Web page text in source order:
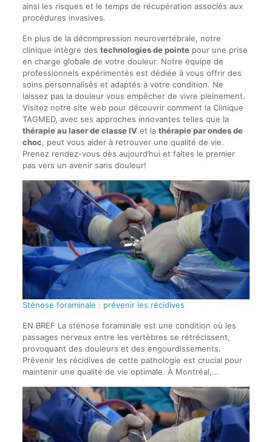
ainsi les risques et le temps de récupération associés aux
procédures invasives.
En plus de la décompression neurovertébrale, notre
clinique intègre des technologies de pointepour une prise
en charge globale de votre douleur. Notre équipe de
professionnels expérimentés est dédiée à vous offrir des
soins personnalisés et adaptés à votre condition. Ne
laissez pas la douleur vous empêcher de vivre pleinement.
Visitez notre site web pour découvrir comment la Clinique
TAGMED, avec ses approches innovantes telles que la
thérapie au laser de classe IVet la thérapie par ondes de
choc, peut vous aider à retrouver une qualité de vie.
Prenez rendez-vous dès aujourd’hui et faites le premier
pas vers un avenir sans douleur!
Sténose foraminale : prévenir les récidives
EN BREF La sténose foraminale est une condition où les
passages nerveux entre les vertèbres se rétrécissent,
provoquant des douleurs et des engourdissements.
Prévenir les récidives de cette pathologie est crucial pour
maintenir une qualité de vie optimale. À Montréal,…